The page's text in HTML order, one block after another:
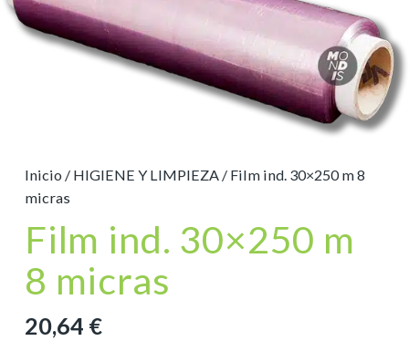
Inicio / HIGIENE Y LIMPIEZA / Film ind. 30×250 m 8
micras
Film ind. 30×250 m
8 micras
20,64 €